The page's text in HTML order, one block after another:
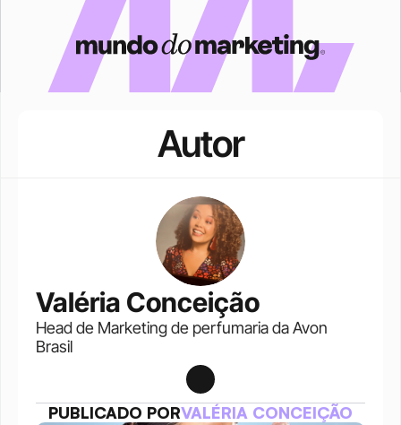
Autor
Valéria Conceição
Head de Marketing de perfumaria da Avon
Brasil
PUBLICADO PORVALÉRIA CONCEIÇÃO